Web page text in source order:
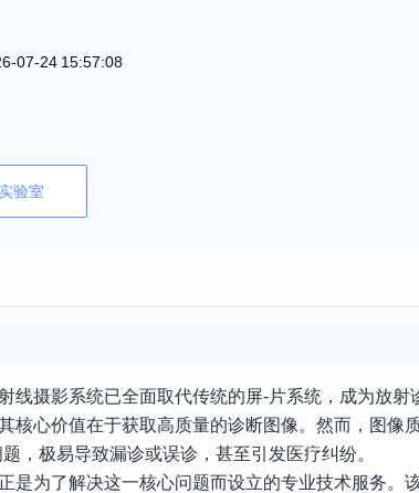
07-24 15:57:08
验室
线摄影系统已全面取代传统的屏-片系统，成为放
核心价值在于获取高质量的诊断图像。然而，图像
，极易导致漏诊或误诊，甚至引发医疗纠纷。
是为了解决这一核心问题而设立的专业技术服务。